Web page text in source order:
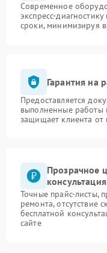
Современное
экспресс-
сроки, минимизируя
Гарантия на
Предоставляется
выполненные работы
защищает клиента от
Прозрачное
консультация
Точные прайс-листы,
ремонта, отсутствие
бесплатной
сайте